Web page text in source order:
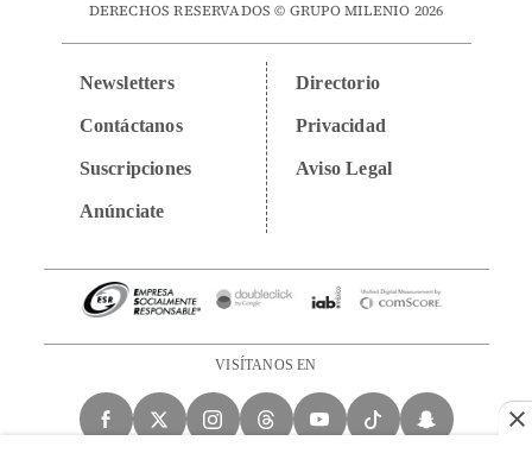
DERECHOS RESERVADOS © GRUPO MILENIO 2026
Newsletters
Contáctanos
Suscripciones
Anúnciate
Directorio
Privacidad
Aviso Legal
VISÍTANOS EN